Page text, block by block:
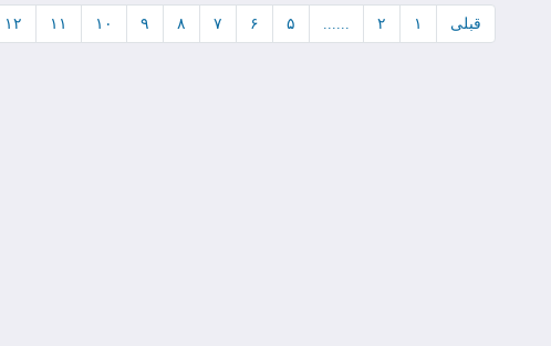
قبلی ۱ ۲ ...... ۵ ۶ ۷ ۸ ۹ ۱۰ ۱۱ ۱۲